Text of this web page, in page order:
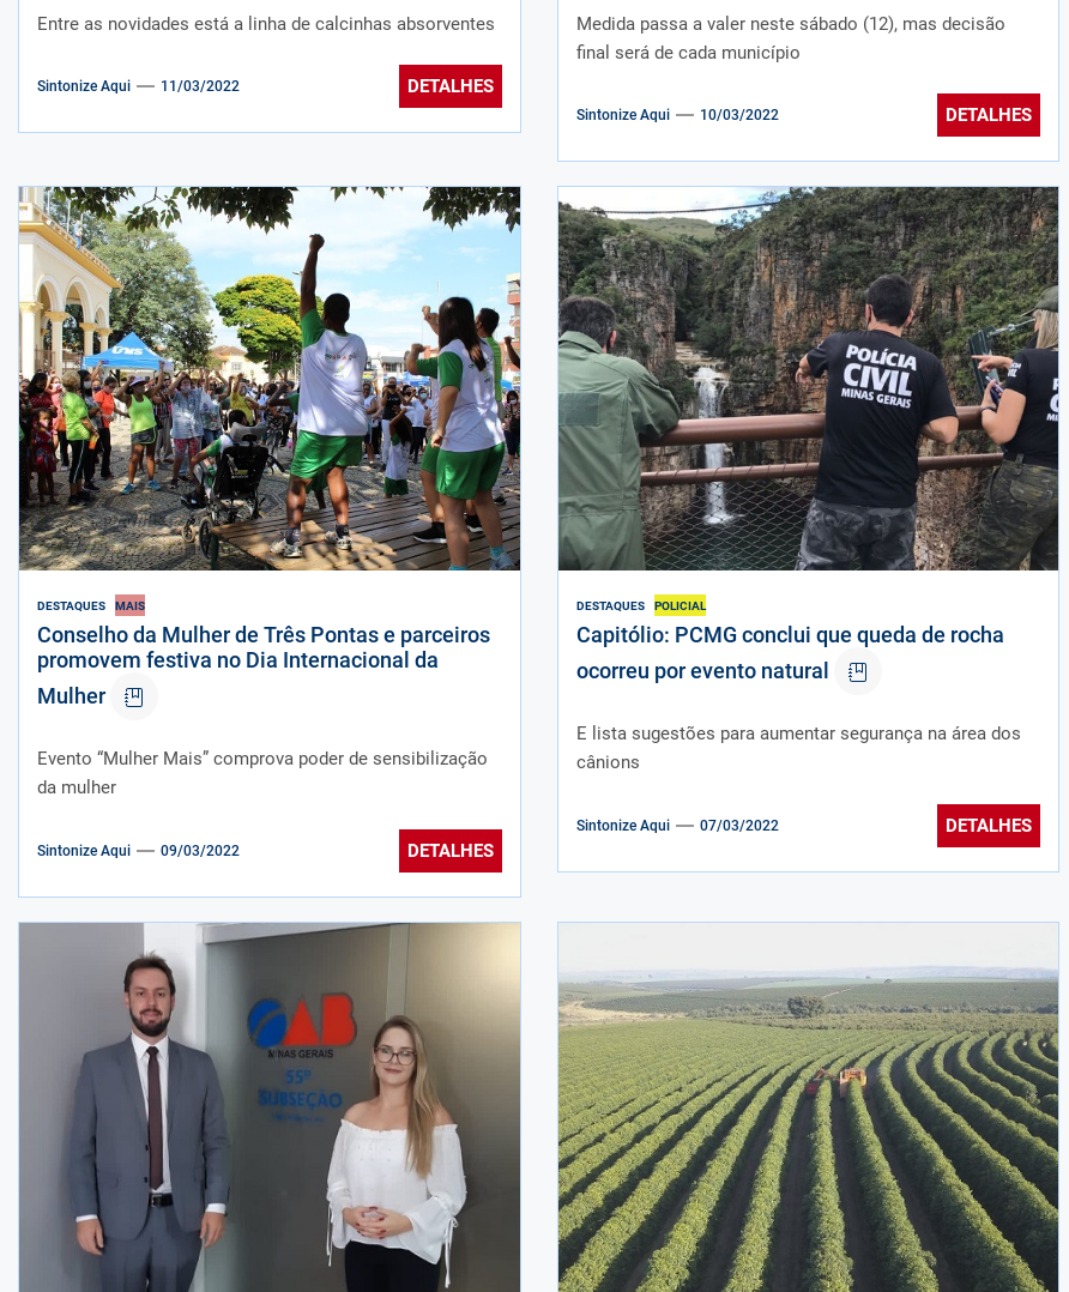
Entre as novidades está a linha de calcinhas absorventes
Sintonize Aqui 11/03/2022 DETALHES
Medida passa a valer neste sábado (12), mas decisão
final será de cada município
Sintonize Aqui 10/03/2022 DETALHES
DESTAQUES MAIS
Conselho da Mulher de Três Pontas e parceiros
promovem festiva no Dia Internacional da
Mulher
Evento “Mulher Mais” comprova poder de sensibilização
da mulher
Sintonize Aqui 09/03/2022 DETALHES
DESTAQUES POLICIAL
Capitólio: PCMG conclui que queda de rocha
ocorreu por evento natural
E lista sugestões para aumentar segurança na área dos
cânions
Sintonize Aqui 07/03/2022 DETALHES